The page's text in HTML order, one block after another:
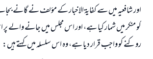
اور شافعيہ ميں سے كفايۃ الاخبار كے مؤلف نے گانے
كو منكر ميں شمار كيا ہے، اور اس مجلس ميں جانے والے
روكنے كو واجب قرار ديا ہے، وہ اس سلسلہ ميں كہتے ہيں: